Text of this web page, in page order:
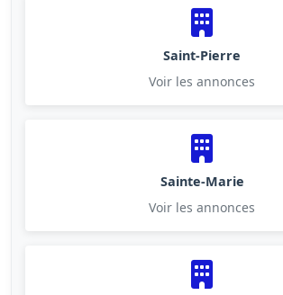
Saint-Pierre
Voir les annonces
Sainte-Marie
Voir les annonces